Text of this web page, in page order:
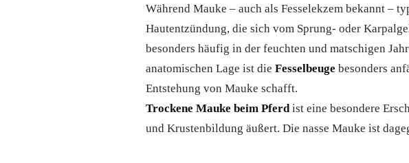
Während Mauke – auch als Fesselekzem bekannt –
Hautentzündung, die sich vom Sprung- oder
besonders häufig in der feuchten und matschigen
anatomischen Lage ist die Fesselbeuge besonders
Entstehung von Mauke schafft.
Trockene Mauke beim Pferdist eine besondere
und Krustenbildung äußert. Die nasse Mauke ist